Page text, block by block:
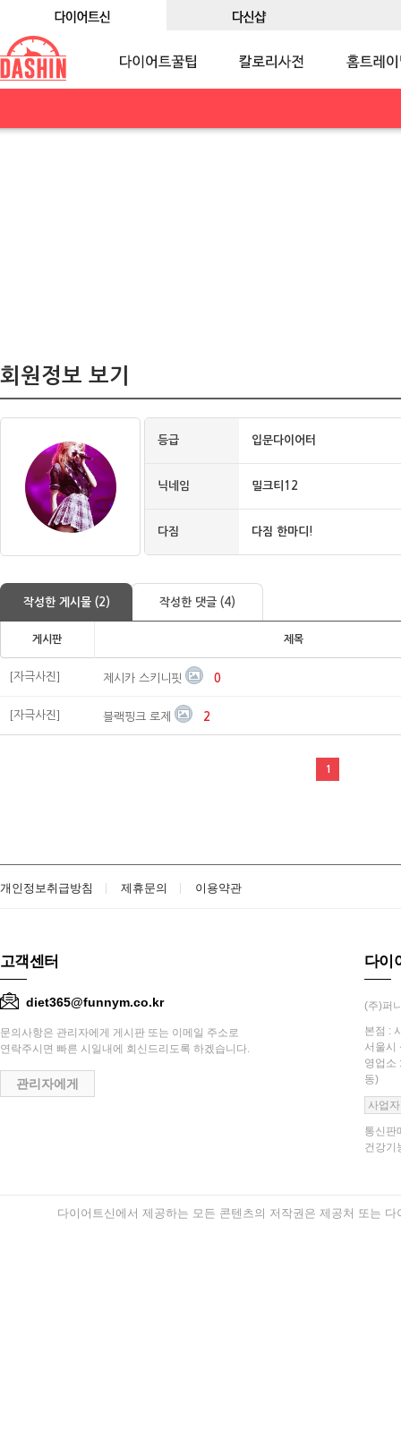
회원정보 보기
등급 입문다이어터
닉네임 밀크티12
다짐 다짐 한마디!
작성한 게시물 (2) 작성한 댓글 (4)
게시판 제목
[자극사진] 제시카 스키니핏 0
[자극사진] 블랙핑크 로제 2
1
개인정보취급방침 제휴문의 이용약관
고객센터
diet365@funnym.co.kr
문의사항은 관리자에게 게시판 또는 이메일 주소로
연락주시면 빠른 시일내에 회신드리도록 하겠습니다.
관리자에게
다이
(주)퍼
본점 :
서울시
영업소
동)
사업
통신판
건강기
다이어트신에서 제공하는 모든 콘텐츠의 저작권은 제공처 또는